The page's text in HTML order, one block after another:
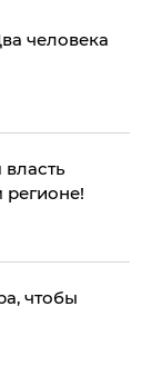
человека
чтобы